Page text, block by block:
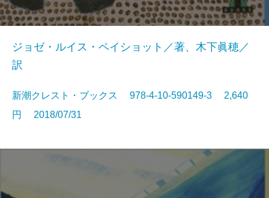
ジョゼ・ルイス・ペイショット／著、木下眞穂／
訳
新潮クレスト・ブックス 978-4-10-590149-3 2,640
円 2018/07/31